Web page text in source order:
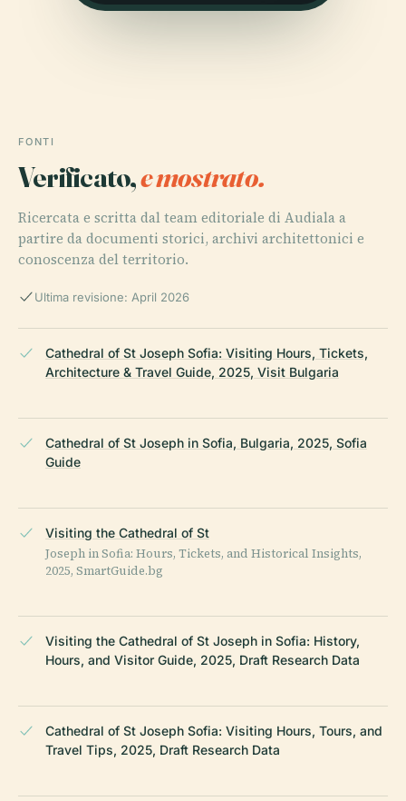
FONTI
Verificato,e mostrato.
Ricercata e scritta dal team editoriale di Audiala a
partire da documenti storici, archivi architettonici e
conoscenza del territorio.
Ultima revisione: April 2026
Cathedral of St Joseph Sofia: Visiting Hours, Tickets,
Architecture & Travel Guide, 2025, Visit Bulgaria
Cathedral of St Joseph in Sofia, Bulgaria, 2025, Sofia
Guide
Visiting the Cathedral of St
Joseph in Sofia: Hours, Tickets, and Historical Insights,
2025, SmartGuide.bg
Visiting the Cathedral of St Joseph in Sofia: History,
Hours, and Visitor Guide, 2025, Draft Research Data
Cathedral of St Joseph Sofia: Visiting Hours, Tours, and
Travel Tips, 2025, Draft Research Data